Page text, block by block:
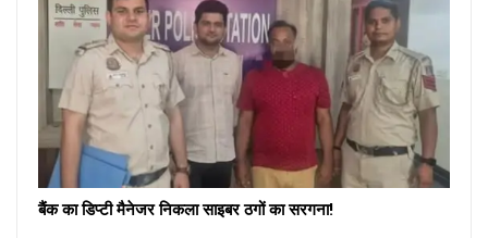
बैंक का डिप्टी मैनेजर निकला साइबर ठगों का सरगना!